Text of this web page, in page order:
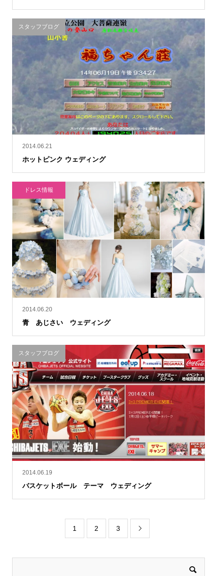
2014.06.21
ホットピンク ウェディング
スタッフブログ
2014.06.20
青 あじさい ウェディング
ドレス情報
2014.06.19
バスケットボール テーマ ウェディング
スタッフブログ
1 2 3 